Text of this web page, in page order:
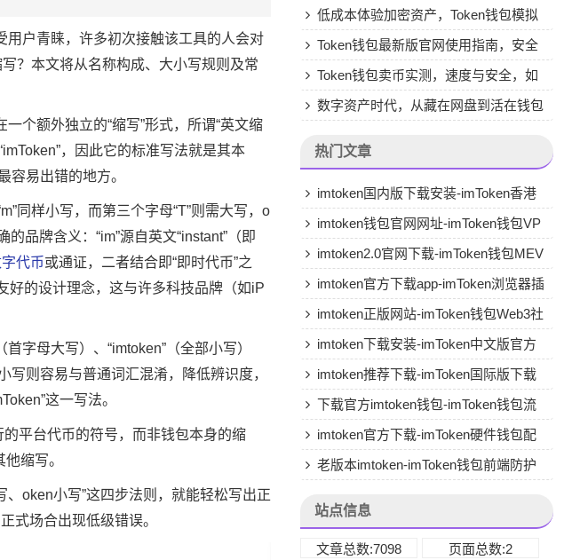
用户青睐，许多初次接触该工具的人会对
？本文将从名称构成、大小写规则及常
个额外独立的“缩写”形式，所谓“英文缩
，因此它的标准写法就是其本
易出错的地方。
同样小写，而第三个字母“T”则需大写，o
品牌含义：“im”源自英文“instant”（即
代币或通证，二者结合即“即时代币”之
好的设计理念，这与许多科技品牌（如iP
字母大写）、“imtoken”（全部小写）
则容易与普通词汇混淆，降低辨识度，
这一写法。
平台代币的符号，而非钱包本身的缩
缩写。
oken小写”这四步法则，就能轻松写出正
式场合出现低级错误。
不一样
低成本体验加密资产，Token钱包模拟
器购买渠道全攻略，这几个冷门路径更划
算
Token钱包最新版官网使用指南，安全
存储与资产管理一站式体验
Token钱包卖币实测，速度与安全，如
何找到平衡点？
数字资产时代，从藏在网盘到活在钱包
热门文章
imtoken国内版下载安装-imToken香港
版专用下载
imtoken钱包官网网址-imToken钱包VP
N兼容
imtoken2.0官网下载-imToken钱包MEV
保护imtoken官方下载app-imToken浏览器插
件版imtoken正版网站-imToken钱包Web3社
交imtoken下载安装-imToken中文版官方
下载imtoken推荐下载-imToken国际版下载
下载官方imtoken钱包-imToken钱包流
动性挖矿
imtoken官方下载-imToken硬件钱包配
套APP
老版本imtoken-imToken钱包前端防护
站点信息
文章总数:7098
页面总数:2